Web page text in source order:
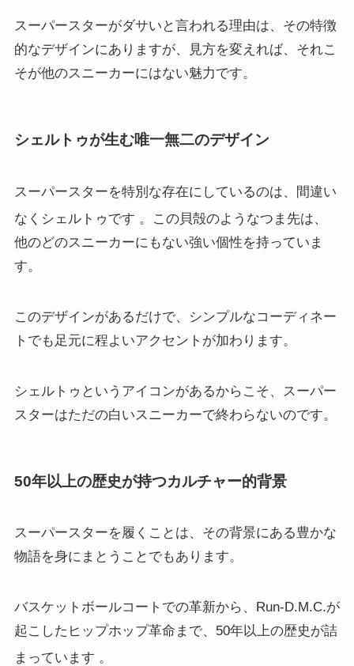
スーパースターがダサいと言われる理由は、その特徴
的なデザインにありますが、見方を変えれば、それこ
そが他のスニーカーにはない魅力です。
シェルトゥが生む唯一無二のデザイン
スーパースターを特別な存在にしているのは、間違い
なくシェルトゥです 。この貝殻のようなつま先は、
他のどのスニーカーにもない強い個性を持っていま
す。
このデザインがあるだけで、シンプルなコーディネー
トでも足元に程よいアクセントが加わります。
シェルトゥというアイコンがあるからこそ、スーパー
スターはただの白いスニーカーで終わらないのです。
50年以上の歴史が持つカルチャー的背景
スーパースターを履くことは、その背景にある豊かな
物語を身にまとうことでもあります。
バスケットボールコートでの革新から、Run-D.M.C.が
起こしたヒップホップ革命まで、50年以上の歴史が詰
まっています 。